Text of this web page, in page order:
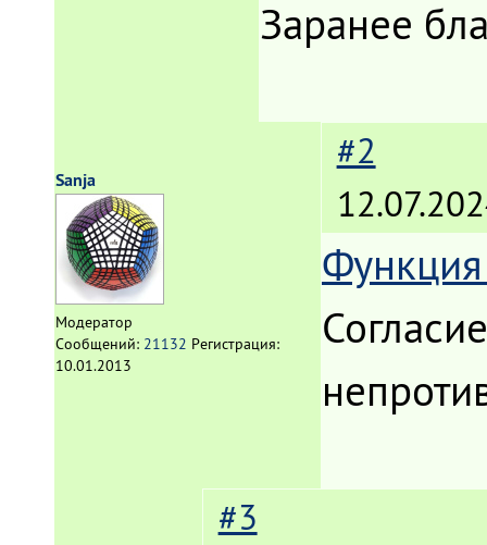
Заранее
Sanja
Модератор
Сообщений: 21132 Регистрация:
10.01.2013
#2
#3